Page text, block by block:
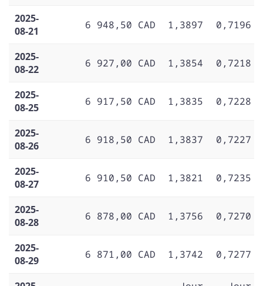
2025-
08-21
6 948,50 CAD 1,3897 0,7196
2025-
08-22
6 927,00 CAD 1,3854 0,7218
2025-
08-25
6 917,50 CAD 1,3835 0,7228
2025-
08-26
6 918,50 CAD 1,3837 0,7227
2025-
08-27
6 910,50 CAD 1,3821 0,7235
2025-
08-28
6 878,00 CAD 1,3756 0,7270
2025-
08-29
6 871,00 CAD 1,3742 0,7277